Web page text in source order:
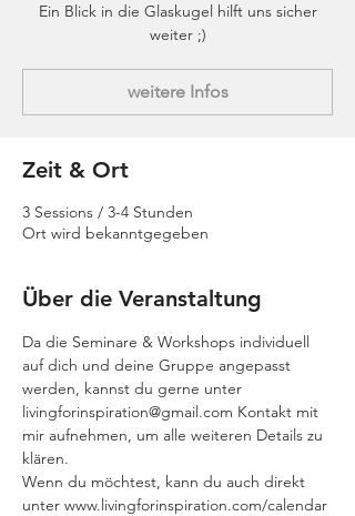
Ein Blick in die Glaskugel hilft uns sicher
weiter ;)
weitere Infos
Zeit & Ort
3 Sessions / 3-4 Stunden
Ort wird bekanntgegeben
Über die Veranstaltung
Da die Seminare & Workshops individuell
auf dich und deine Gruppe angepasst
werden, kannst du gerne unter
livingforinspiration@gmail.com Kontakt mit
mir aufnehmen, um alle weiteren Details zu
klären.
Wenn du möchtest, kann du auch direkt
unter www.livingforinspiration.com/calendar